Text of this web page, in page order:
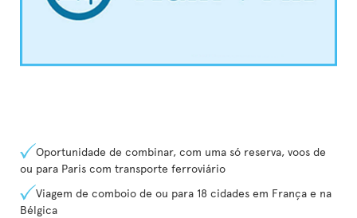
Oportunidade de combinar, com uma só reserva, voos de
ou para Paris com transporte ferroviário
Viagem de comboio de ou para 18 cidades em França e na
Bélgica